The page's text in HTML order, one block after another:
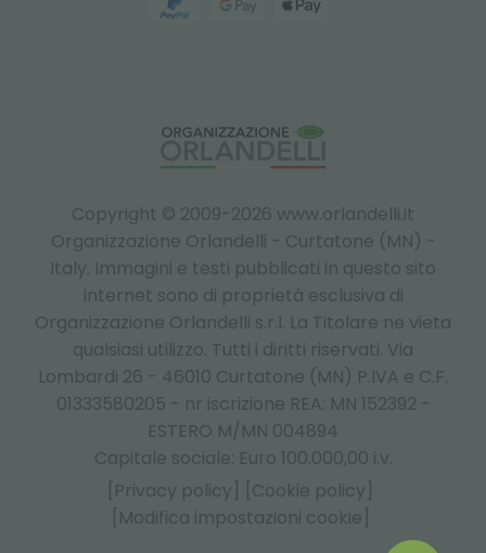
Copyright © 2009-2026 www.orlandelli.it
Organizzazione Orlandelli - Curtatone (MN) -
Italy. Immagini e testi pubblicati in questo sito
internet sono di proprietà esclusiva di
Organizzazione Orlandelli s.r.l. La Titolare ne vieta
qualsiasi utilizzo. Tutti i diritti riservati. Via
Lombardi 26 - 46010 Curtatone (MN) P.IVA e C.F.
01333580205 - nr iscrizione REA: MN 152392 -
ESTERO M/MN 004894
Capitale sociale: Euro 100.000,00 i.v.
[Privacy policy]
[Cookie policy]
[Modifica impostazioni cookie]